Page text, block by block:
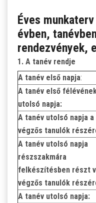
Éves
évben,
rendezvények,
1. A tanév rendje
A tanév első napja:
A tanév első
utolsó napja:
A tanév utolsó napja a
végzős tanulók
A tanév utolsó napja
részszakmára
felkészítésben részt
végzős tanulók
A tanév utolsó napja: